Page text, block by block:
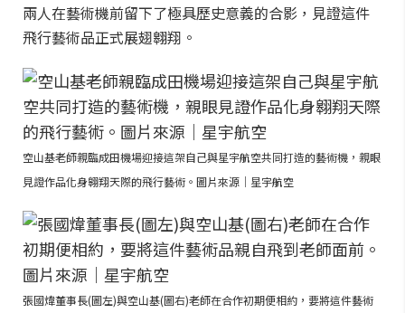
兩人在藝術機前留下了極具歷史意義的合影，見證這件
飛行藝術品正式展翅翱翔。
空山基老師親臨成田機場迎接這架自己與星宇航空共同打造的藝術機，親眼
見證作品化身翱翔天際的飛行藝術。圖片來源｜星宇航空
張國煒董事長(圖左)與空山基(圖右)老師在合作初期便相約，要將這件藝術